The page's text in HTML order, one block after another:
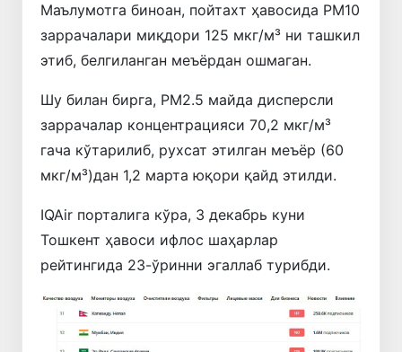
Маълумотга биноан, пойтахт ҳавосида PM10
заррачалари миқдори 125 мкг/м³ ни ташкил
этиб, белгиланган меъёрдан ошмаган.
Шу билан бирга, PM2.5 майда дисперсли
заррачалар концентрацияси 70,2 мкг/м³
гача кўтарилиб, рухсат этилган меъёр (60
мкг/м³)дан 1,2 марта юқори қайд этилди.
IQAir порталига кўра, 3 декабрь куни
Тошкент ҳавоси ифлос шаҳарлар
рейтингида 23-ўринни эгаллаб турибди.